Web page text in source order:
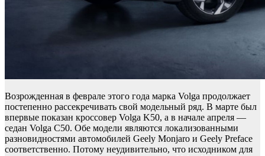
Возрожденная в феврале этого года марка Volga продолжает
постепенно рассекречивать свой модельный ряд. В марте был
впервые показан кроссовер Volga K50, а в начале апреля —
седан Volga C50. Обе модели являются локализованными
разновидностями автомобилей Geely Monjaro и Geely Preface
соответственно. Потому неудивительно, что исходником для